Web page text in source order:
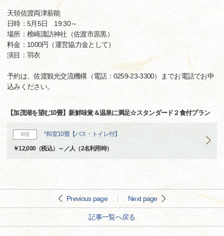
天領佐渡両津薪能
日時：5月5日 19:30～
場所：椎崎諏訪神社（佐渡市原黒）
料金：1000円（運営協力金として）
演目：羽衣
予約は、佐渡観光交流機構（電話：0259-23-3300）までお電話でお申
込みください。
【加茂湖を望む10畳】新鮮味覚＆温泉に満足☆スタンダード２食付プラン
和室 *和室10畳【バス・トイレ付】
￥12,000（税込）～／人（2名利用時）
Previous page Next page
記事一覧へ戻る